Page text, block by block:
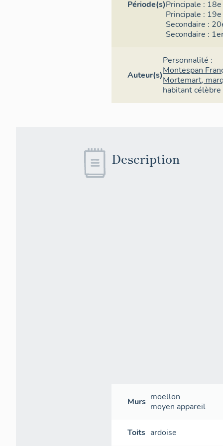
Période(s)Principale :
Principale :
Secondaire :
Secondaire :
Auteur(s)
Personnalité :
Montespan
Mortemart,
habitant célèbre
Description
Murs moellon
moyen appareil
Toits ardoise